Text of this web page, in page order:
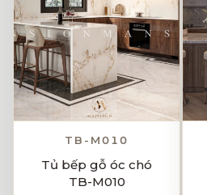
TB-M010
Tủ bếp gỗ óc chó
TB-M010